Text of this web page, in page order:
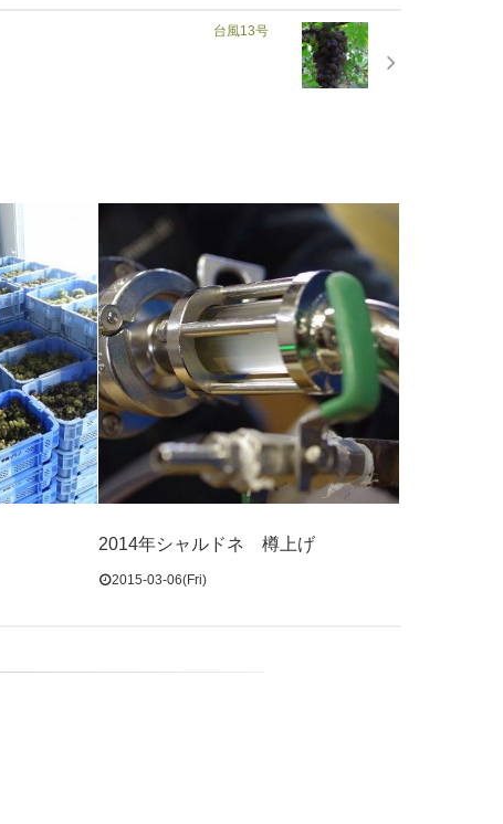
台風13号
2014年シャルドネ 樽上げ
2015-03-06(Fri)